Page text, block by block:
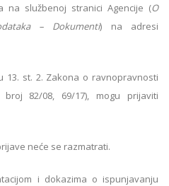
na službenoj stranici Agencije (O
– Dokumenti) na adresi
13. st. 2. Zakona o ravnopravnosti
82/08, 69/17), mogu prijaviti
neće se razmatrati.
i dokazima o ispunjavanju